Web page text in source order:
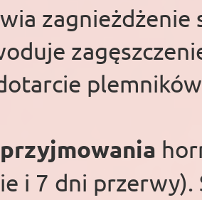
zagnieżdżenie
i 7 dni